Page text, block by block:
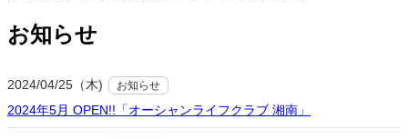
お知らせ
2024/04/25（木) お知らせ
2024年5月 OPEN!!「オーシャンライフクラブ 湘南」